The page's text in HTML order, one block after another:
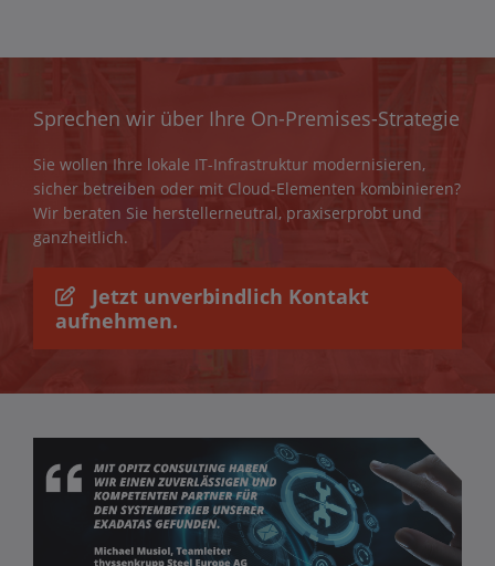
Sprechen wir über Ihre On-Premises-Strategie
Sie wollen Ihre lokale IT-Infrastruktur modernisieren,
sicher betreiben oder mit Cloud-Elementen kombinieren?
Wir beraten Sie herstellerneutral, praxiserprobt und
ganzheitlich.
Jetzt unverbindlich Kontakt
aufnehmen.